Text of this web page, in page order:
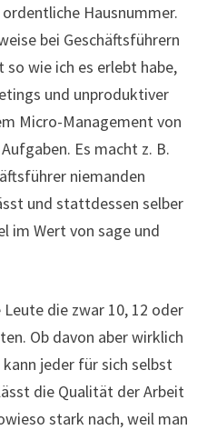
Hausnummer.
bei Geschäftsführern
wie ich es erlebt habe,
und unproduktiver
Micro-Management von
Es macht z. B.
niemanden
und stattdessen selber
im Wert von sage und
die zwar 10, 12 oder
Ob davon aber wirklich
jeder für sich selbst
die Qualität der Arbeit
stark nach, weil man